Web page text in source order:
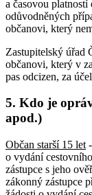
a časovou platností
odůvodněných
občanovi, který
Zastupitelský úřad
občanovi, který v
pas odcizen, za
5. Kdo je
apod.)
Občan starší 15 let
o vydání
zástupce s jeho
zákonný zástupce